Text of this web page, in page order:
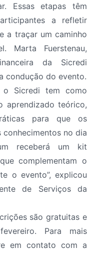
Essas etapas têm
a refletir
a traçar um caminho
Marta Fuerstenau,
da Sicredi
condução do evento.
o Sicredi tem como
aprendizado teórico,
para que os
no dia
receberá um kit
complementam o
o evento”, explicou
de Serviços da
são gratuitas e
Para mais
em contato com a